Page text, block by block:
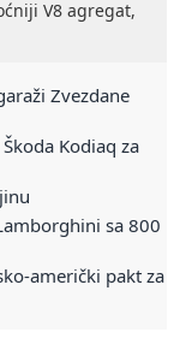
V8 agregat,
Zvezdane
Škoda Kodiaq za
sa 800
američki pakt za